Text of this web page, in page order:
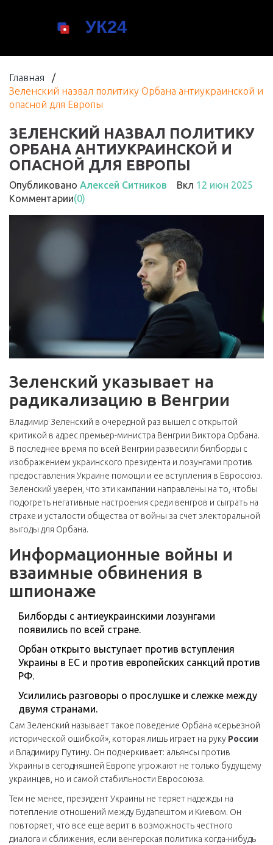
Главная /
Зеленский назвал политику Орбана антиукраинской и
опасной для Европы
ЗЕЛЕНСКИЙ НАЗВАЛ ПОЛИТИКУ
ОРБАНА АНТИУКРАИНСКОЙ И
ОПАСНОЙ ДЛЯ ЕВРОПЫ
Опубликовано Алексей Ситников Вкл 12 июн 2025
Комментарии(0)
Зеленский указывает на
радикализацию в Венгрии
Владимир Зеленский в очередной раз вышел с открытой
критикой в адрес премьер-министра Венгрии Виктора Орбана.
В последнее время по всей Венгрии развесили билборды с
изображением украинского президента и лозунгами против
предоставления Украине помощи и ее вступления в Евросоюз.
Зеленский уверен, что эти кампании направлены на то, чтобы
подогреть негативные настроения среди венгров и сыграть на
страхе и усталости общества от войны за счет электоральной
выгоды для Орбана.
Информационные войны и
взаимные обвинения в
шпионаже
Билборды с антиеукраинскими лозунгами
появились по всей стране.
Орбан открыто выступает против вступления
Украины в ЕС и против европейских санкций против
РФ.
Усилились разговоры о прослушке и слежке между
двумя странами.
Сам Зеленский называет такое поведение Орбана «серьезной
исторической ошибкой», которая лишь играет на руку России
и Владимиру Путину. Он подчеркивает: альянсы против
Украины в сегодняшней Европе угрожают не только будущему
украинцев, но и самой стабильности Евросоюза.
Тем не менее, президент Украины не теряет надежды на
потепление отношений между Будапештом и Киевом. Он
повторяет, что все еще верит в возможность честного
диалога и сближения, если венгерская политика когда-нибудь